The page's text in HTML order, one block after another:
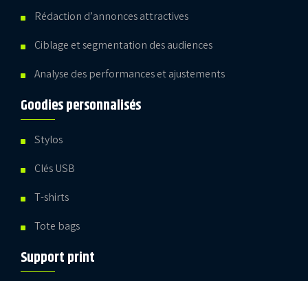
Rédaction d’annonces attractives
Ciblage et segmentation des audiences
Analyse des performances et ajustements
Goodies personnalisés
Stylos
Clés USB
T-shirts
Tote bags
Support print